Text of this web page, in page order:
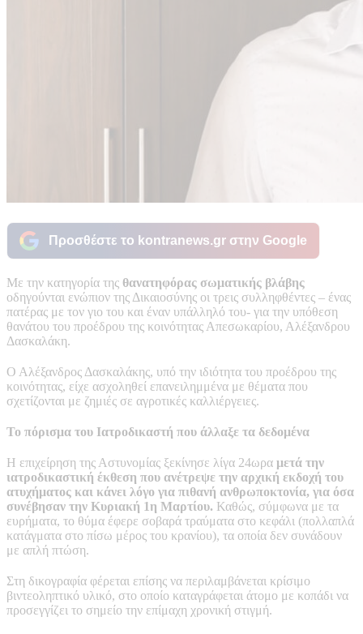
Προσθέστε το kontranews.gr στην Google
Με την κατηγορία της θανατηφόρας σωματικής βλάβης
οδηγούνται ενώπιον της Δικαιοσύνης οι τρεις συλληφθέντες – ένας
πατέρας με τον γιο του και έναν υπάλληλό του- για την υπόθεση
θανάτου του προέδρου της κοινότητας Απεσωκαρίου, Αλέξανδρου
Δασκαλάκη.
Ο Αλέξανδρος Δασκαλάκης, υπό την ιδιότητα του προέδρου της
κοινότητας, είχε ασχοληθεί επανειλημμένα με θέματα που
σχετίζονται με ζημιές σε αγροτικές καλλιέργειες.
Το πόρισμα του Ιατροδικαστή που άλλαξε τα δεδομένα
Η επιχείρηση της Αστυνομίας ξεκίνησε λίγα 24ωρα μετά την
ιατροδικαστική έκθεση που ανέτρεψε την αρχική εκδοχή του
ατυχήματος και κάνει λόγο για πιθανή ανθρωποκτονία, για όσα
συνέβησαν την Κυριακή 1η Μαρτίου. Καθώς, σύμφωνα με τα
ευρήματα, το θύμα έφερε σοβαρά τραύματα στο κεφάλι (πολλαπλά
κατάγματα στο πίσω μέρος του κρανίου), τα οποία δεν συνάδουν
με απλή πτώση.
Στη δικογραφία φέρεται επίσης να περιλαμβάνεται κρίσιμο
βιντεοληπτικό υλικό, στο οποίο καταγράφεται άτομο με κοπάδι να
προσεγγίζει το σημείο την επίμαχη χρονική στιγμή.